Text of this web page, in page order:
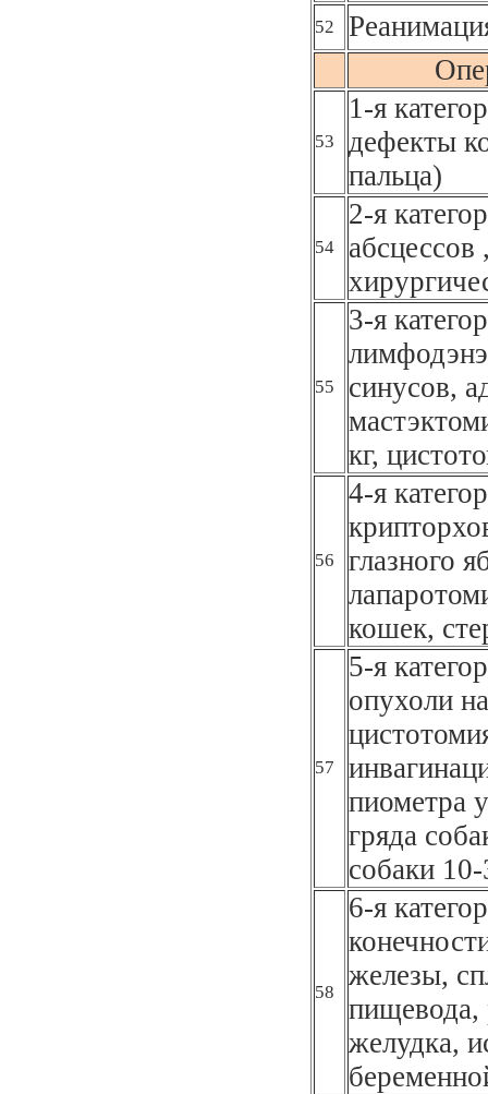
52
53
1-я
дефекты
пальца)
54
2-я
55
3-я
синусов,
кг,
56
4-я
глазного
кошек,
57
5-я
опухоли
пиометра
гряда
собаки
58
6-я
железы,
пищевода,
желудка,